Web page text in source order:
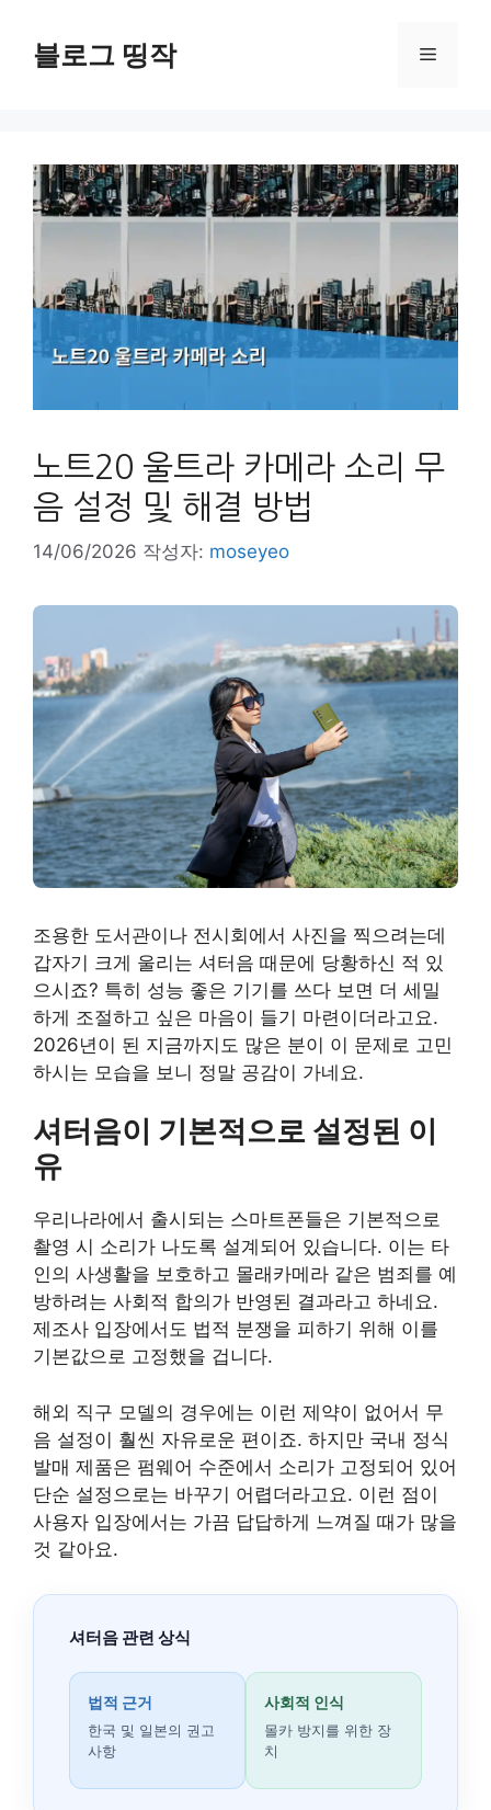
블로그 띵작 메
노트20 울트라 카메라 소리 무
음 설정 및 해결 방법
14/06/2026 작성자: moseyeo
조용한 도서관이나 전시회에서 사진을 찍으려는데
갑자기 크게 울리는 셔터음 때문에 당황하신 적 있
으시죠? 특히 성능 좋은 기기를 쓰다 보면 더 세밀
하게 조절하고 싶은 마음이 들기 마련이더라고요.
2026년이 된 지금까지도 많은 분이 이 문제로 고민
하시는 모습을 보니 정말 공감이 가네요.
셔터음이 기본적으로 설정된 이
유
우리나라에서 출시되는 스마트폰들은 기본적으로
촬영 시 소리가 나도록 설계되어 있습니다. 이는 타
인의 사생활을 보호하고 몰래카메라 같은 범죄를 예
방하려는 사회적 합의가 반영된 결과라고 하네요.
제조사 입장에서도 법적 분쟁을 피하기 위해 이를
기본값으로 고정했을 겁니다.
해외 직구 모델의 경우에는 이런 제약이 없어서 무
음 설정이 훨씬 자유로운 편이죠. 하지만 국내 정식
발매 제품은 펌웨어 수준에서 소리가 고정되어 있어
단순 설정으로는 바꾸기 어렵더라고요. 이런 점이
사용자 입장에서는 가끔 답답하게 느껴질 때가 많을
것 같아요.
셔터음 관련 상식
법적 근거
한국 및 일본의 권고
사항
사회적 인식
몰카 방지를 위한 장
치